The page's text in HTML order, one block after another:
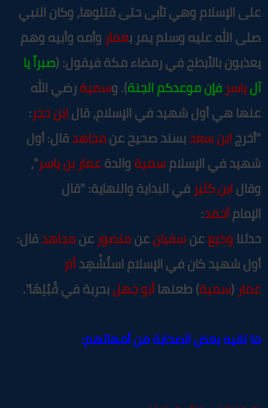
الإسلام وهي تأبى حتى قتلوها، وكان النبي
الله عليه وسلم يمر بعماروأمه وأبيه وهم
بالأبطح في رمضاء مكة فيقول: (صبراً يا
ياسرفإن موعدكم الجنة). وسميةرضي الله
هي أول شهيد في الإسلام، قالابن حجر:
ابن سعدبسند صحيح عنمجاهدقال: أول
في الإسلامسميةوالدةعمار بن ياسر"،
ابن كثيرفي البداية والنهاية: "قال
أحمد:
وكيععنسفيانعنمنصورعنمجاهدقال:
شهيد كان في الإسلام استُشْهِدأم
(سمية) طعنهاأبو جهلبحربة في قُبُلِهَا".
لقيه بعض الصحابة من أمهاتهم: